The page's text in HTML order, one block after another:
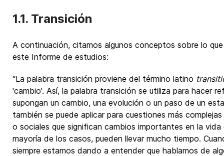
1.1. Transición
A continuación, citamos algunos conceptos sobre lo
este Informe de estudios:
“La palabra transición proviene del término latino
'cambio'. Así, la palabra transición se utiliza para hacer
supongan un cambio, una evolución o un paso de un
también se puede aplicar para cuestiones más
o sociales que significan cambios importantes en la vida
mayoría de los casos, pueden llevar mucho tiempo.
siempre estamos dando a entender que hablamos de